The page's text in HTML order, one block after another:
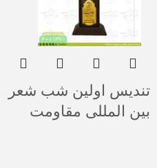
تندیس اولین شب شعر
بین المللی مقاومت